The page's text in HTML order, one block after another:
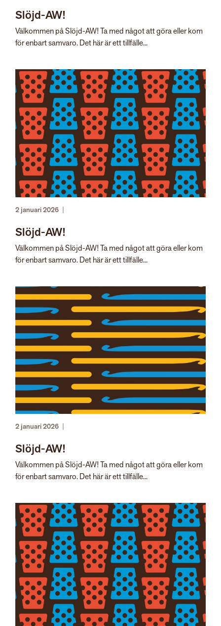
Slöjd-AW!
Välkommen på Slöjd-AW! Ta med något att göra eller kom
för enbart samvaro. Det här är ett tillfälle...
2 januari 2026 |
Slöjd-AW!
Välkommen på Slöjd-AW! Ta med något att göra eller kom
för enbart samvaro. Det här är ett tillfälle...
2 januari 2026 |
Slöjd-AW!
Välkommen på Slöjd-AW! Ta med något att göra eller kom
för enbart samvaro. Det här är ett tillfälle...